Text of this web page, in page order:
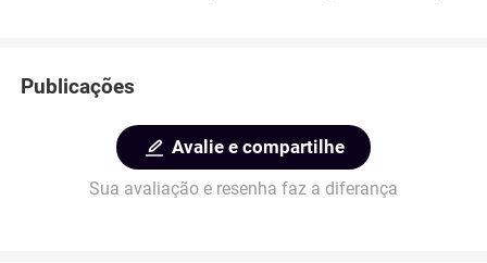
Publicações
Avalie e compartilhe
Sua avaliação e resenha faz a diferança